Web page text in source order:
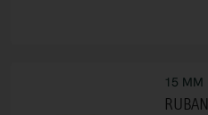
15 MM